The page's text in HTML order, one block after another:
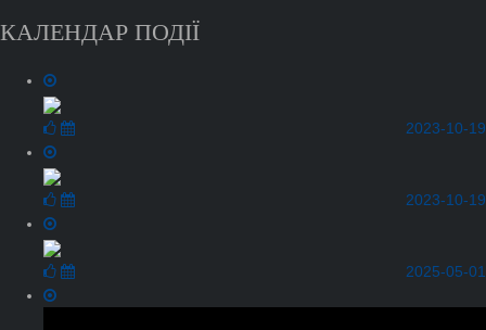
КАЛЕНДАР ПОДІЇ
2023-10-19
2023-10-19
2025-05-01